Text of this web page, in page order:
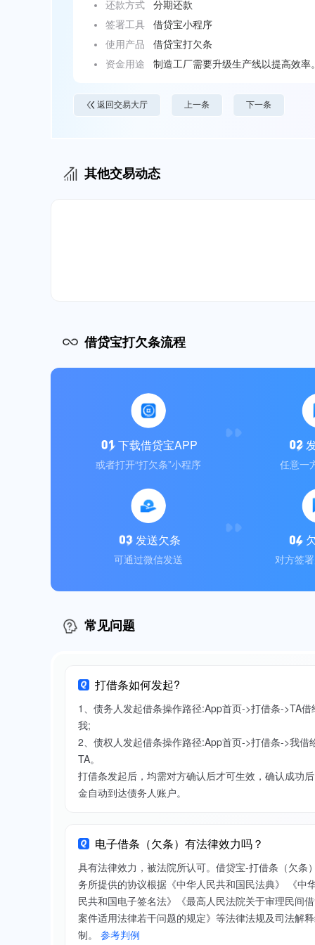
还款方式
分期还款
签署工具
借贷宝小程序
使用产品
借贷宝打欠条
资金用途
制造工厂需要升级生产线以提高效率
返回交易大厅 上一条 下一条
其他交易动态
借贷宝打欠条流程
下载借贷宝APP
或者打开“打欠条”小程序 任意一
发送欠条
可通过微信发送 对方签
常见问题
打借条如何发起?
1、债务人发起借条操作路径:App首页->打借条->TA借
我;
2、债权人发起借条操作路径:App首页->打借条->我借
TA。
打借条发起后，均需对方确认后才可生效，确认成功
金自动到达债务人账户。
电子借条（欠条）有法律效力吗？
具有法律效力，被法院所认可。借贷宝-打借条（欠条
务所提供的协议根据《中华人民共和国民法典》 《中
民共和国电子签名法》《最高人民法院关于审理民间
案件适用法律若干问题的规定》等法律法规及司法解
制。 参考判例